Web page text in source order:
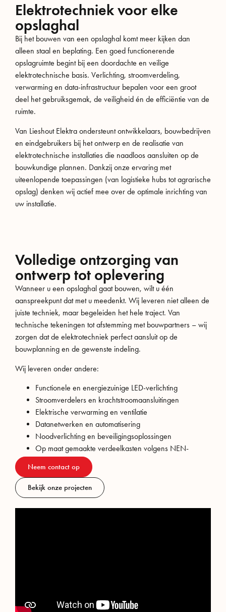
Elektrotechniek voor elke
opslaghal
Bij het bouwen van een opslaghal komt meer kijken dan
alleen staal en beplating. Een goed functionerende
opslagruimte begint bij een doordachte en veilige
elektrotechnische basis. Verlichting, stroomverdeling,
verwarming en data-infrastructuur bepalen voor een groot
deel het gebruiksgemak, de veiligheid én de efficiëntie van de
ruimte.
Van Lieshout Elektra ondersteunt ontwikkelaars, bouwbedrijven
en eindgebruikers bij het ontwerp en de realisatie van
elektrotechnische installaties die naadloos aansluiten op de
bouwkundige plannen. Dankzij onze ervaring met
uiteenlopende toepassingen (van logistieke hubs tot agrarische
opslag) denken wij actief mee over de optimale inrichting van
uw installatie.
Volledige ontzorging van
ontwerp tot oplevering
Wanneer u een opslaghal gaat bouwen, wilt u één
aanspreekpunt dat met u meedenkt. Wij leveren niet alleen de
juiste techniek, maar begeleiden het hele traject. Van
technische tekeningen tot afstemming met bouwpartners – wij
zorgen dat de elektrotechniek perfect aansluit op de
bouwplanning en de gewenste indeling.
Wij leveren onder andere:
Functionele en energiezuinige LED-verlichting
Stroomverdelers en krachtstroomaansluitingen
Elektrische verwarming en ventilatie
Datanetwerken en automatisering
Noodverlichting en beveiligingsoplossingen
Op maat gemaakte verdeelkasten volgens NEN-
Neem contact op
Bekijk onze projecten